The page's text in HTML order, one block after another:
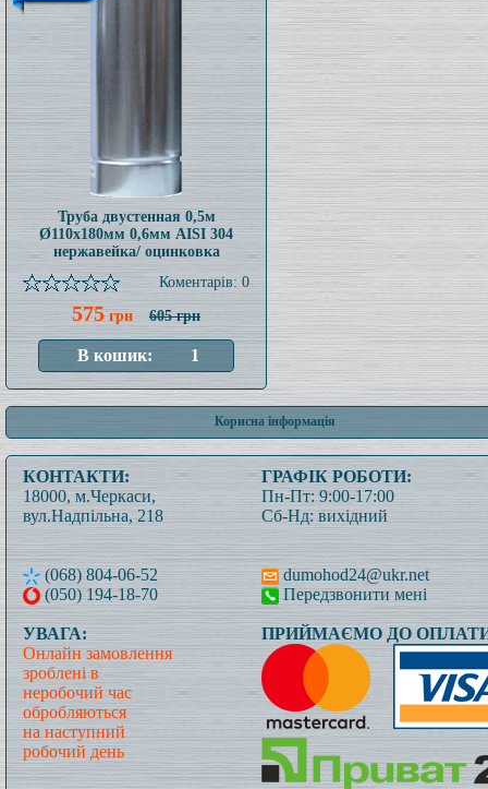
Труба двустенная 0,5м
Ø110x180мм 0,6мм AISI 304
нержавейка/ оцинковка
Коментарів: 0
575грн 605 грн
Корисна інформація
КОНТАКТИ:
18000, м.Черкаси,
вул.Надпільна, 218
(068) 804-06-52
(050) 194-18-70
ГРАФІК РОБОТИ:
Пн-Пт: 9:00-17:00
Сб-Нд: вихідний
dumohod24@ukr.net
Передзвонити мені
УВАГА:
Онлайн замовлення
зроблені в
неробочий час
обробляються
на наступний
робочий день
ПРИЙМАЄМО ДО